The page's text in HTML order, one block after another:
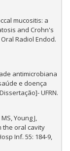
mucositis: a
and Crohn's
Radiol Endod.
antimicrobiana
e doença
UFRN.
Young J,
the oral cavity
Inf. 55: 184-9,